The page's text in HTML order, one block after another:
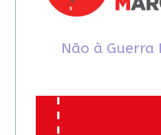
Não à